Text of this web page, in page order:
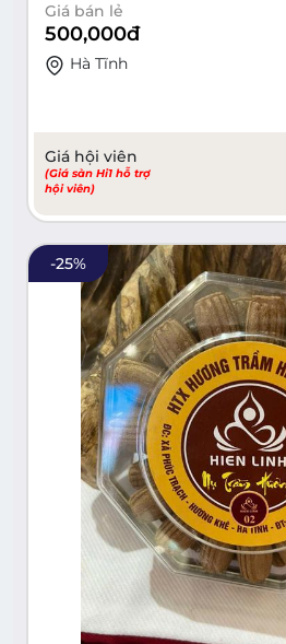
Giá bán lẻ
500,000đ
Hà Tĩnh
Giá hội viên
(Giá sàn Hi1 hỗ trợ
hội viên)
-25%